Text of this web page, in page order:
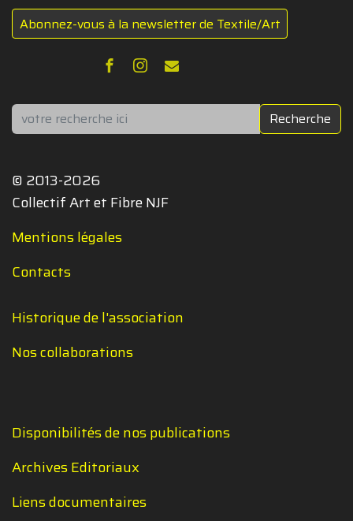
Abonnez-vous à la newsletter de Textile/Art
Rechercher Recherche
© 2013-2026
Collectif Art et Fibre NJF
Mentions légales
Contacts
Historique de l'association
Nos collaborations
Disponibilités de nos publications
Archives Editoriaux
Liens documentaires